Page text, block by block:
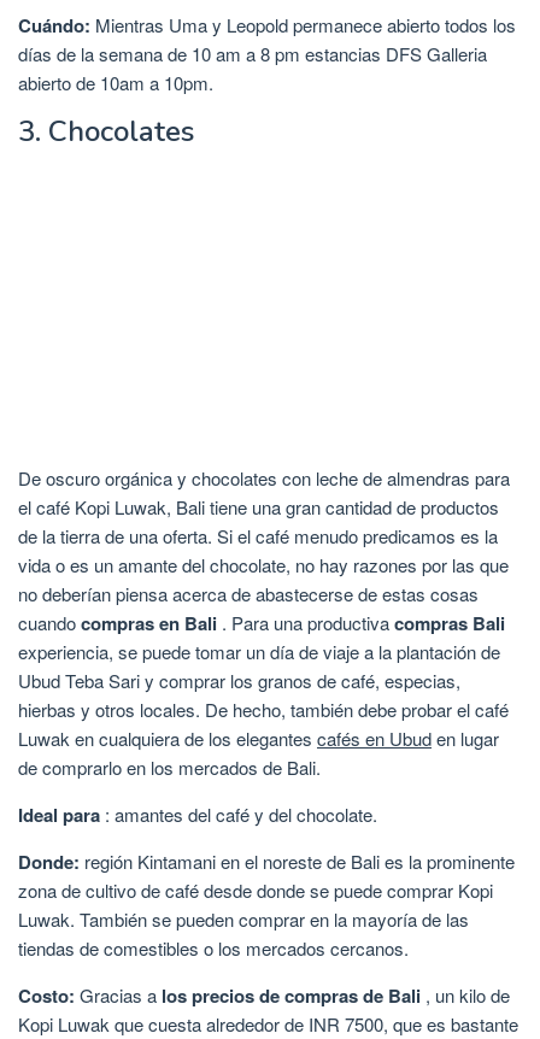
Cuándo: Mientras Uma y Leopold permanece abierto todos los
días de la semana de 10 am a 8 pm estancias DFS Galleria
abierto de 10am a 10pm.
3. Chocolates
De oscuro orgánica y chocolates con leche de almendras para
el café Kopi Luwak, Bali tiene una gran cantidad de productos
de la tierra de una oferta. Si el café menudo predicamos es la
vida o es un amante del chocolate, no hay razones por las que
no deberían piensa acerca de abastecerse de estas cosas
cuandocompras en Bali . Para una productivacompras Bali
experiencia, se puede tomar un día de viaje a la plantación de
Ubud Teba Sari y comprar los granos de café, especias,
hierbas y otros locales. De hecho, también debe probar el café
Luwak en cualquiera de los elegantes cafés en Ubuden lugar
de comprarlo en los mercados de Bali.
Ideal para : amantes del café y del chocolate.
Donde: región Kintamani en el noreste de Bali es la prominente
zona de cultivo de café desde donde se puede comprar Kopi
Luwak. También se pueden comprar en la mayoría de las
tiendas de comestibles o los mercados cercanos.
Costo: Gracias a los precios de compras de Bali , un kilo de
Kopi Luwak que cuesta alrededor de INR 7500, que es bastante